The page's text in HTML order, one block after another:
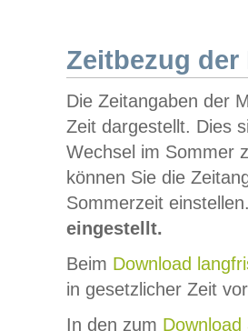
Zeitbezug der
Die Zeitangaben der
Zeit dargestellt. Dies
Wechsel im Sommer
können Sie die
Sommerzeit
eingestellt.
Beim Download
in gesetzlicher Zeit
In den zum Download